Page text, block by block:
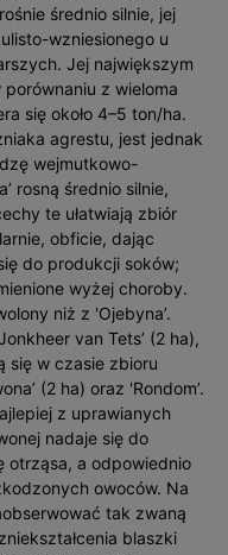
średnio silnie, jej
wzniesionego u
Jej największym
porównaniu z wieloma
się około 4–5 ton/ha.
agrestu, jest jednak
wejmutkowo-
rosną średnio silnie,
te ułatwiają zbiór
obficie, dając
do produkcji soków;
wyżej choroby.
niż z 'Ojebyna’.
van Tets’ (2 ha),
się w czasie zbioru
(2 ha) oraz 'Rondom’.
z uprawianych
nadaje się do
a odpowiednio
owoców. Na
tak zwaną
blaszki